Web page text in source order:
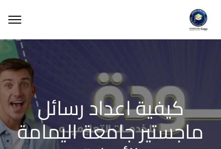
كيفية اعداد رسائل
ماجستير جامعة اليمامة